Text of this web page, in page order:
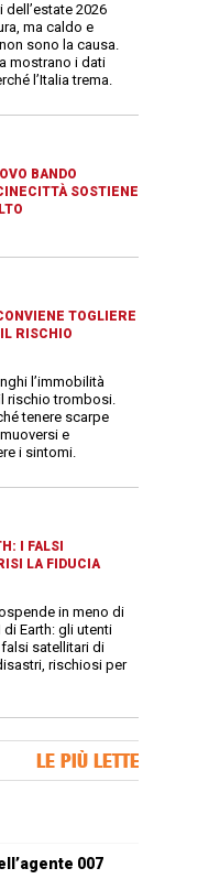
dell’estate 2026
ma caldo e
sono la causa.
mostrano i dati
l’Italia trema.
BANDO
SOSTIENE
TOGLIERE
RISCHIO
l’immobilità
rischio trombosi.
tenere scarpe
e
i sintomi.
I FALSI
LA FIDUCIA
in meno di
di Earth: gli utenti
satellitari di
rischiosi per
LE PIÙ LETTE
007